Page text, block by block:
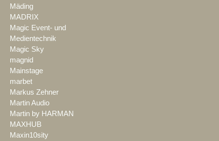
Mäding
MADRIX
Magic Event- und
Medientechnik
Magic Sky
magnid
Mainstage
marbet
Markus Zehner
Martin Audio
Martin by HARMAN
MAXHUB
Maxin10sity